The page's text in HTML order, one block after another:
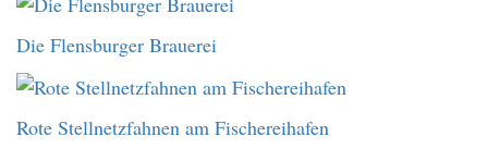
Die Flensburger Brauerei
Rote Stellnetzfahnen am Fischereihafen